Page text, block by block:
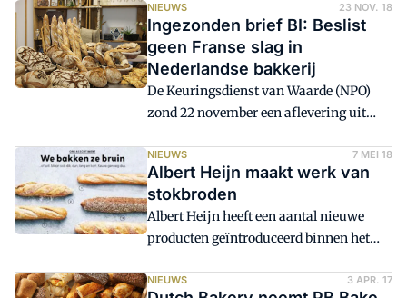
uit onderzoek van het tijdschrift van de
Franse consumentenbond, 60 Millions
de Consommateurs. Het panel heeft
brood van 65 bakkerijen en
supermarkten getest: de helft bevat een
grote hoeveelheid resten van
NIEUWS 23 NOV. 18
Ingezonden brief BI: Beslist
geen Franse slag in
Nederlandse bakkerij
De Keuringsdienst van Waarde (NPO)
zond 22 november een aflevering uit
werd een Frans stokbrood vergeleken
met een variant van de supermarkt. Het
Bakery Institute wil als onafhankelijke
bakkerijschool graag zijn kennis over
vakmanschap delen en stuurde de
ingezonden brief.
NIEUWS 7 MEI 18
Albert Heijn maakt werk van
stokbroden
Albert Heijn heeft een aantal nieuwe
producten geïntroduceerd binnen het
NIEUWS 3 APR. 17